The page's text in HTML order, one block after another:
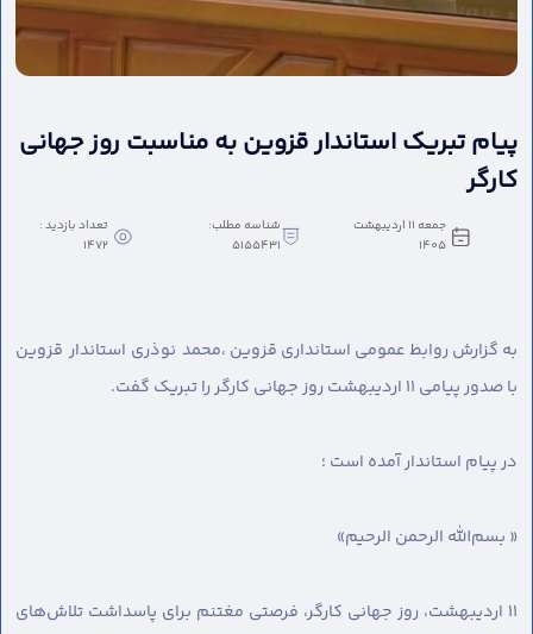
پیام تبریک استاندار قزوین به مناسبت روز جهانی
کارگر
جمعه 11 اردیبهشت
1405
شناسه مطلب:
5155431
تعداد بازدید :
1472
به گزارش روابط عمومی استانداری قزوین ،محمد نوذری استاندار قزوین
با صدور پیامی ۱۱ اردیبهشت روز جهانی کارگر را تبریک گفت.
در پیام استاندار آمده است ؛
« بسم‌الله الرحمن الرحیم»
۱۱ اردیبهشت، روز جهانی کارگر، فرصتی مغتنم برای پاسداشت تلاش‌های